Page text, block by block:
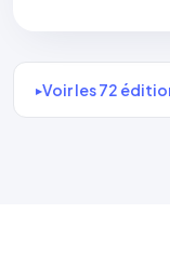
Voir les 72